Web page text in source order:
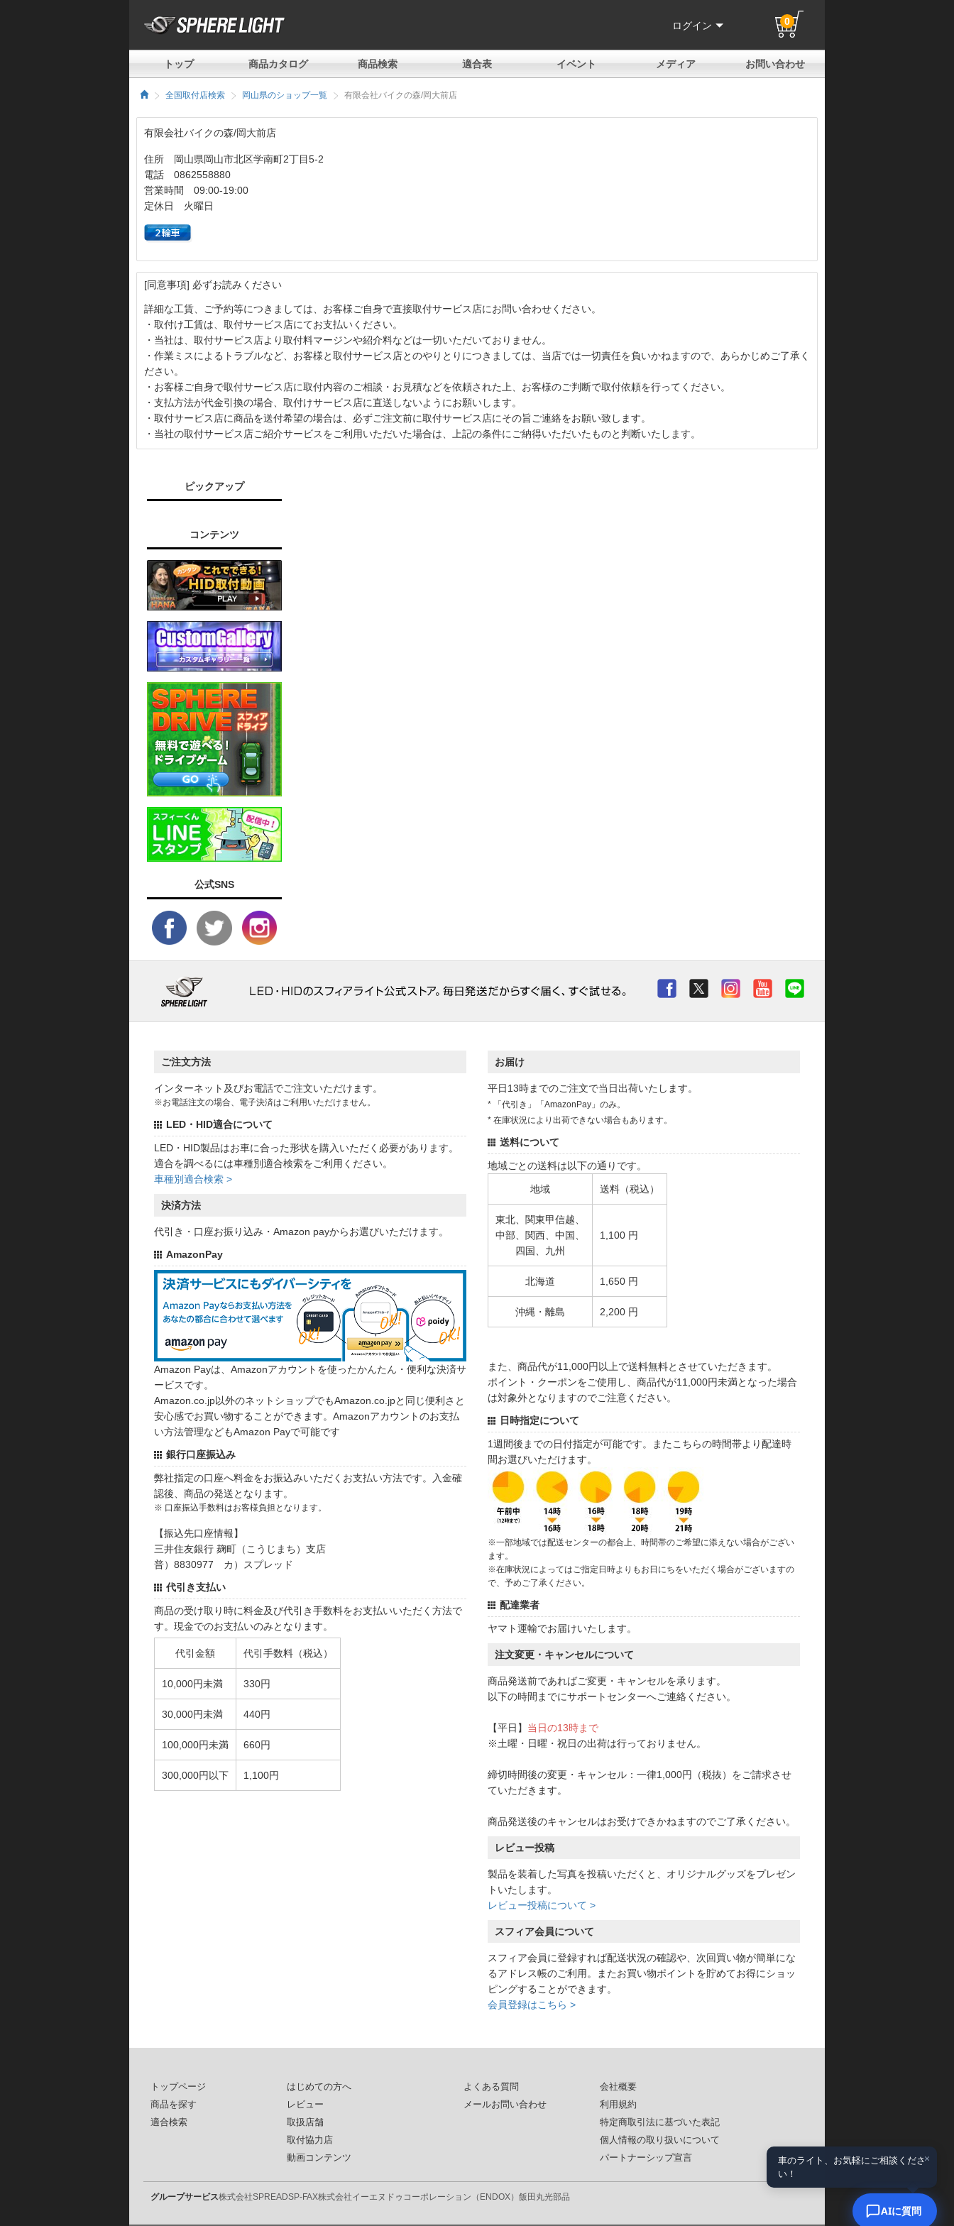
ログイン 0
トップ 商品カタログ 商品検索 適合表 イベント メディア お問い合わせ
全国取付店検索 岡山県のショップ一覧 有限会社バイクの森/岡大前店
有限会社バイクの森/岡大前店
住所 岡山県岡山市北区学南町2丁目5-2
電話 0862558880
営業時間 09:00-19:00
定休日 火曜日
[同意事項] 必ずお読みください
詳細な工賃、ご予約等につきましては、お客様ご自身で直接取付サービス店にお問い合わせください。
・取付け工賃は、取付サービス店にてお支払いください。
・当社は、取付サービス店より取付料マージンや紹介料などは一切いただいておりません。
・作業ミスによるトラブルなど、お客様と取付サービス店とのやりとりにつきましては、当店では一切責任を負いかねますので、あらかじめご了承く
ださい。
・お客様ご自身で取付サービス店に取付内容のご相談・お見積などを依頼された上、お客様のご判断で取付依頼を行ってください。
・支払方法が代金引換の場合、取付けサービス店に直送しないようにお願いします。
・取付サービス店に商品を送付希望の場合は、必ずご注文前に取付サービス店にその旨ご連絡をお願い致します。
・当社の取付サービス店ご紹介サービスをご利用いただいた場合は、上記の条件にご納得いただいたものと判断いたします。
ピックアップ
コンテンツ
公式SNS
ご注文方法
インターネット及びお電話でご注文いただけます。
※お電話注文の場合、電子決済はご利用いただけません。
LED・HID適合について
LED・HID製品はお車に合った形状を購入いただく必要があります。
適合を調べるには車種別適合検索をご利用ください。
車種別適合検索 >
決済方法
代引き・口座お振り込み・Amazon payからお選びいただけます。
AmazonPay
Amazon Payは、Amazonアカウントを使ったかんたん・便利な決済サ
ービスです。
Amazon.co.jp以外のネットショップでもAmazon.co.jpと同じ便利さと
安心感でお買い物することができます。Amazonアカウントのお支払
い方法管理などもAmazon Payで可能です
銀行口座振込み
弊社指定の口座へ料金をお振込みいただくお支払い方法です。入金確
認後、商品の発送となります。
※ 口座振込手数料はお客様負担となります。
【振込先口座情報】
三井住友銀行 麹町（こうじまち）支店
普）8830977 カ）スプレッド
代引き支払い
商品の受け取り時に料金及び代引き手数料をお支払いいただく方法で
す。現金でのお支払いのみとなります。
代引金額 代引手数料（税込）
10,000円未満 330円
30,000円未満 440円
100,000円未満 660円
300,000円以下 1,100円
お届け
平日13時までのご注文で当日出荷いたします。
* 「代引き」「AmazonPay」のみ。
* 在庫状況により出荷できない場合もあります。
送料について
地域ごとの送料は以下の通りです。
地域 送料（税込）
東北、関東甲信越、
中部、関西、中国、
四国、九州
1,100 円
北海道 1,650 円
沖縄・離島 2,200 円
また、商品代が11,000円以上で送料無料とさせていただきます。
ポイント・クーポンをご使用し、商品代が11,000円未満となった場合
は対象外となりますのでご注意ください。
日時指定について
1週間後までの日付指定が可能です。またこちらの時間帯より配達時
間お選びいただけます。
※一部地域では配送センターの都合上、時間帯のご希望に添えない場合がござい
ます。
※在庫状況によってはご指定日時よりもお日にちをいただく場合がございますの
で、予めご了承ください。
配達業者
ヤマト運輸でお届けいたします。
注文変更・キャンセルについて
商品発送前であればご変更・キャンセルを承ります。
以下の時間までにサポートセンターへご連絡ください。
【平日】 当日の13時まで
※土曜・日曜・祝日の出荷は行っておりません。
締切時間後の変更・キャンセル：一律1,000円（税抜）をご請求させ
ていただきます。
商品発送後のキャンセルはお受けできかねますのでご了承ください。
レビュー投稿
製品を装着した写真を投稿いただくと、オリジナルグッズをプレゼン
トいたします。
レビュー投稿について >
スフィア会員について
スフィア会員に登録すれば配送状況の確認や、次回買い物が簡単にな
るアドレス帳のご利用。またお買い物ポイントを貯めてお得にショッ
ピングすることができます。
会員登録はこちら >
トップページ
商品を探す
適合検索
はじめての方へ
レビュー
取扱店舗
取付協力店
動画コンテンツ
よくある質問
メールお問い合わせ
会社概要
利用規約
特定商取引法に基づいた表記
個人情報の取り扱いについて
パートナーシップ宣言
グループサービス株式会社SPREADSP-FAX株式会社イーエヌドゥコーポレーション（ENDOX） 飯田丸光部品
AIに質問
×
車のライト、お気軽にご相談くださ
い！